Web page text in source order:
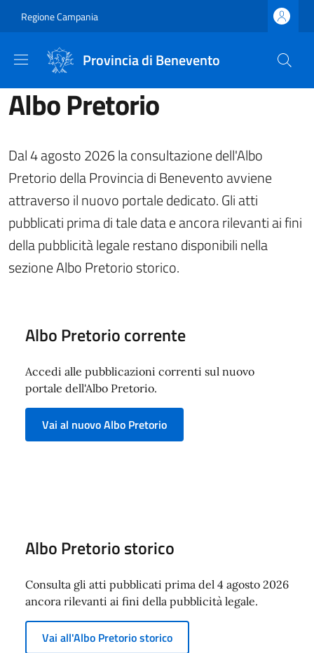
Regione Campania
Provincia di Benevento
Albo Pretorio
Dal 4 agosto 2026 la consultazione dell'Albo
Pretorio della Provincia di Benevento avviene
attraverso il nuovo portale dedicato. Gli atti
pubblicati prima di tale data e ancora rilevanti ai fini
della pubblicità legale restano disponibili nella
sezione Albo Pretorio storico.
Albo Pretorio corrente
Accedi alle pubblicazioni correnti sul nuovo
portale dell'Albo Pretorio.
Vai al nuovo Albo Pretorio
Albo Pretorio storico
Consulta gli atti pubblicati prima del 4 agosto 2026
ancora rilevanti ai fini della pubblicità legale.
Vai all'Albo Pretorio storico